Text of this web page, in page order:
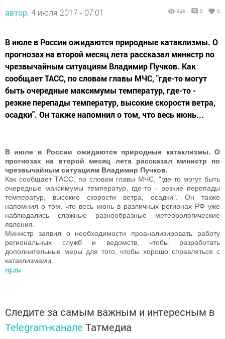
автор, 4 июля 2017 - 07:01 949 0 0
В июле в России ожидаются природные катаклизмы. О
прогнозах на второй месяц лета рассказал министр по
чрезвычайным ситуациям Владимир Пучков. Как
сообщает ТАСС, по словам главы МЧС, "где-то могут
быть очередные максимумы температур, где-то -
резкие перепады температур, высокие скорости ветра,
осадки". Он также напомнил о том, что весь июнь...
В июле в России ожидаются природные катаклизмы. О
прогнозах на второй месяц лета рассказал министр по
чрезвычайным ситуациям Владимир Пучков.
Как сообщает ТАСС, по словам главы МЧС, "где-то могут быть
очередные максимумы температур, где-то - резкие перепады
температур, высокие скорости ветра, осадки". Он также
напомнил о том, что весь июнь в различных регионах РФ уже
наблюдались сложные разнообразные метеорологические
явления.
Министр заявил о необходимости проанализировать работу
региональных служб и ведомств, чтобы разработать
дополнительные меры для того, чтобы хорошо справляться с
катаклизмами.
rg.ru
Следите за самым важным и интересным в
Telegram-канале Татмедиа